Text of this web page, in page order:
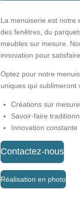
La menuiserie est notre
des fenêtres, du
meubles sur mesure.
innovation pour
Optez pour notre
uniques qui sublimeront
Créations sur mesure
Savoir-faire
Innovation constante
Contactez-nous
Réalisation en photo